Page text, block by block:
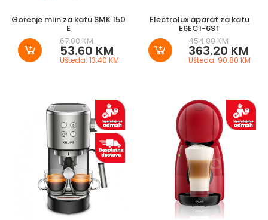
Gorenje mlin za kafu SMK 150
E
67.00 KM
53.60 KM
Ušteda: 13.40 KM
Electrolux aparat za kafu
E6EC1-6ST
454.00 KM
363.20 KM
Ušteda: 90.80 KM